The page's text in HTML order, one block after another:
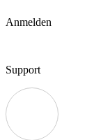
Anmelden
Support